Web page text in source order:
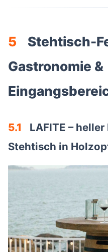
5
Stehtisch-
Gastronomie &
5.1
LAFITE –
Stehtisch in